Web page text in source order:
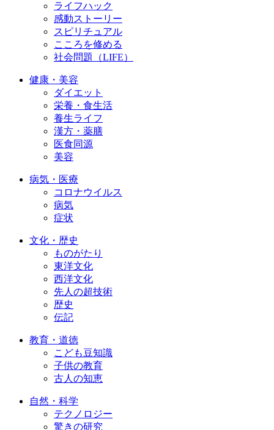
ライフハック
感動ストーリー
スピリチュアル
こころを修める
社会問題（LIFE）
健康・美容
ダイエット
栄養・食生活
養生ライフ
漢方・薬膳
医食同源
美容
病気・医療
コロナウイルス
病気
症状
文化・歴史
ものがたり
東洋文化
西洋文化
先人の超技術
歴史
伝記
教育・道徳
こども豆知識
子供の教育
古人の知恵
自然・科学
テクノロジー
驚きの研究